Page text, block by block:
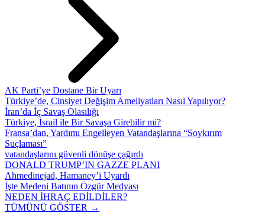
AK Parti’ye Dostane Bir Uyarı
Türkiye’de, Cinsiyet Değişim Ameliyatları Nasıl Yapılıyor?
İran’da İç Savaş Olasılığı
Türkiye, İsrail ile Bir Savaşa Girebilir mi?
Fransa’dan, Yardımı Engelleyen Vatandaşlarına “Soykırım
Suçlaması”
vatandaşlarını güvenli dönüşe çağırdı
DONALD TRUMP’IN GAZZE PLANI
Ahmedinejad, Hamaney’i Uyardı
İşte Medeni Batının Özgür Medyası
NEDEN İHRAÇ EDİLDİLER?
TÜMÜNÜ GÖSTER →